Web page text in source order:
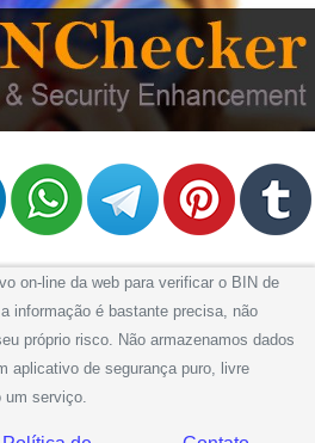
on-line da web para verificar o BIN de
informação é bastante precisa, não
próprio risco. Não armazenamos dados
aplicativo de segurança puro, livre
serviço.